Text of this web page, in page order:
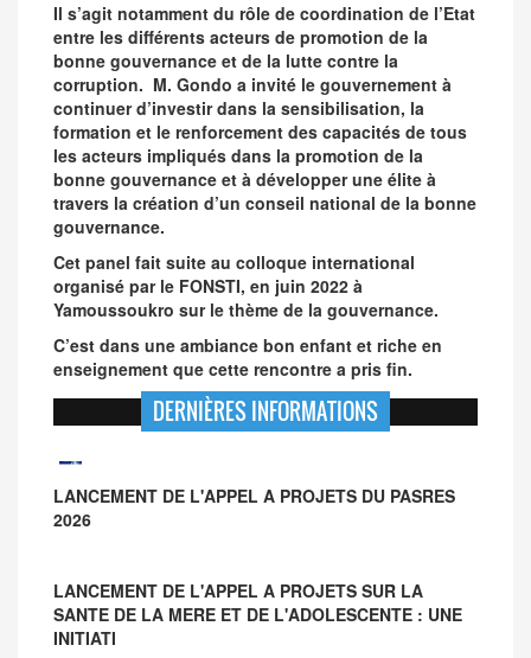
Il s’agit notamment du rôle de coordination de l’Etat
entre les différents acteurs de promotion de la
bonne gouvernance et de la lutte contre la
corruption. M. Gondo a invité le gouvernement à
continuer d’investir dans la sensibilisation, la
formation et le renforcement des capacités de tous
les acteurs impliqués dans la promotion de la
bonne gouvernance et à développer une élite à
travers la création d’un conseil national de la bonne
gouvernance.
Cet panel fait suite au colloque international
organisé par le FONSTI, en juin 2022 à
Yamoussoukro sur le thème de la gouvernance.
C’est dans une ambiance bon enfant et riche en
enseignement que cette rencontre a pris fin.
DERNIÈRES INFORMATIONS
LANCEMENT DE L'APPEL A PROJETS SUR LA
SANTE DE LA MERE ET DE L'ADOLESCENTE : UNE